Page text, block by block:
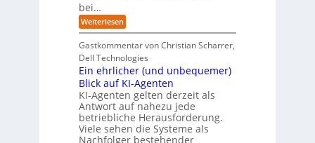
-
H
e
r
s
t
e
l
l
e
r
r
o
j
e
k
t
e
i
n
d
e
r
I
b
e
r
r
s
i
k
o
,
w
a
c
e
n
f
ü
r
I
n
d
u
s
t
r
i
bei…
Weiterlesen:
E
n
3
D
-
Z
w
i
l
l
i
Gastkommentar von Christian Scharrer,
Dell Technologies
Ein ehrlicher (und unbequemer)
Blick auf KI-Agenten
KI-Agenten gelten derzeit als
Antwort auf nahezu jede
betriebliche Herausforderung.
Viele sehen die Systeme als
Nachfolger bestehender